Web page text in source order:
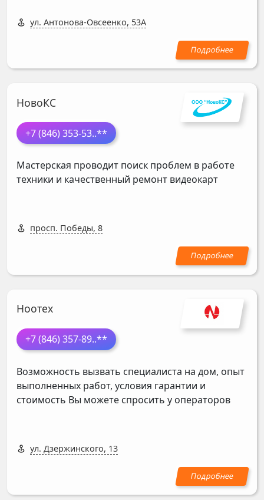
ул. Антонова-Овсеенко, 53А
НовоКС
+7 (846) 353-53..**
Мастерская проводит поиск проблем в работе
техники и качественный ремонт видеокарт
просп. Победы, 8
Ноотех
+7 (846) 357-89..**
Возможность вызвать специалиста на дом, опыт
выполненных работ, условия гарантии и
стоимость Вы можете спросить у операторов
ул. Дзержинского, 13